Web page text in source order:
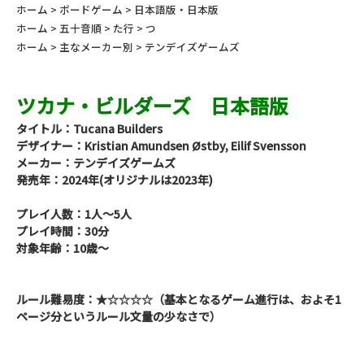
ホーム > ボードゲーム > 日本語版・日本版
ホーム > 五十音順 > た行 > つ
ホーム > 主なメーカー別 > テンデイズゲームズ
ツカナ・ビルダーズ 日本語版
タイトル：Tucana Builders
デザイナー：Kristian Amundsen Østby, Eilif Svensson
メーカー：テンデイズゲームズ
発売年：2024年(オリジナルは2023年)
プレイ人数：1人～5人
プレイ時間：30分
対象年齢：10歳～
ルール難易度：★☆☆☆☆（基本となるゲーム進行は、およそ1
ページ分というルール文量の少なさで）